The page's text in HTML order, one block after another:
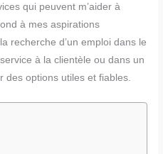
qui peuvent m’aider à
à mes aspirations
recherche d’un emploi dans le
à la clientèle ou dans un
des options utiles et fiables.